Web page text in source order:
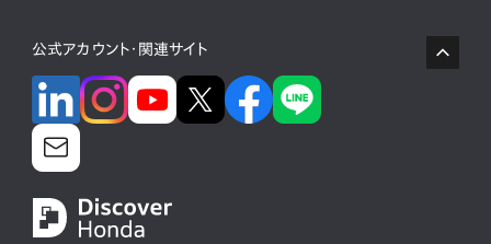
公式アカウント・関連サイト